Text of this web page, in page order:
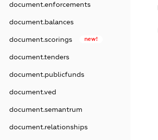
document.enforcements
document.balances
document.scorings new!
document.tenders
document.publicfunds
document.ved
document.semantrum
document.relationships